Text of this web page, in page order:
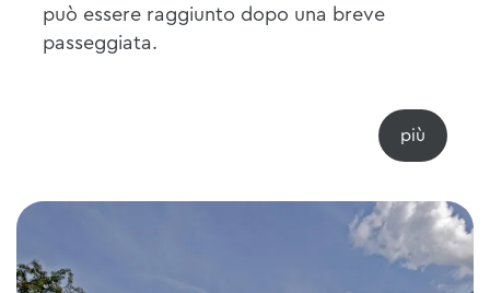
può essere raggiunto dopo una breve
passeggiata.